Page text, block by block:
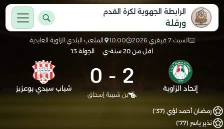
الرابطة الجهوية لكرة القدم
ورقلة
السبت 7 فيفري 2026 10:00
الملعب البلدي الزاوية العابدية
اقل من 20 سنة-ي
الجولة 13
إتحاد الزاوية 2
-
0
بن شبيبة إسحاق
شباب سيدي بوعزيز
رمضان أحمد لؤي (37')
نذير ياسر (77')